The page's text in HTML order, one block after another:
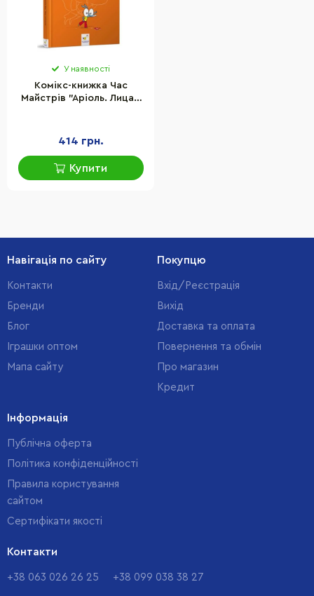
У наявності
Комікс-книжка Час
Майстрів "Аріоль. Лицар
414 грн.
Купити
Навігація по сайту
Контакти
Бренди
Блог
Іграшки оптом
Мапа сайту
Покупцю
Вхід/Реєстрація
Вихід
Доставка та оплата
Повернення та обмін
Про магазин
Кредит
Інформація
Публічна оферта
Політика конфіденційності
Правила користування
сайтом
Cертифікати якості
Контакти
+38 063 026 26 25 +38 099 038 38 27